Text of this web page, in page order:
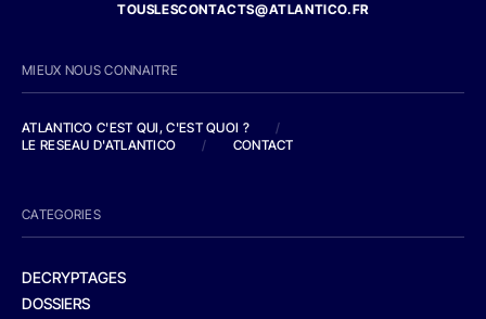
TOUSLESCONTACTS@ATLANTICO.FR
MIEUX NOUS CONNAITRE
ATLANTICO C'EST QUI, C'EST QUOI ?
/
LE RESEAU D'ATLANTICO
/ CONTACT
CATEGORIES
DECRYPTAGES
DOSSIERS